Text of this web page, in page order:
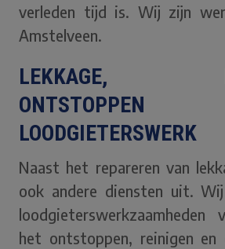
verleden tijd is. Wij zijn
Amstelveen.
LEKKAGE,
LOODGIETERSWERK
Naast het repareren van
ook andere diensten uit.
loodgieterswerkzaamheden
het ontstoppen, reinigen en